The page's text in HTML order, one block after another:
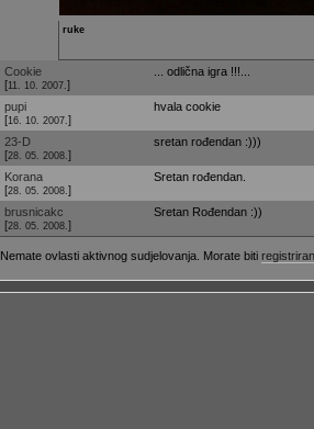
ruke
Cookie
[11. 10. 2007. ]
... odlična igra !!!...
pupi
[16. 10. 2007. ]
hvala cookie
23-D
[28. 05. 2008. ]
sretan rođendan :)))
Korana
[28. 05. 2008. ]
Sretan rođendan.
brusnicakc
[28. 05. 2008. ]
Sretan Rođendan :))
Nemate ovlasti aktivnog sudjelovanja. Morate biti